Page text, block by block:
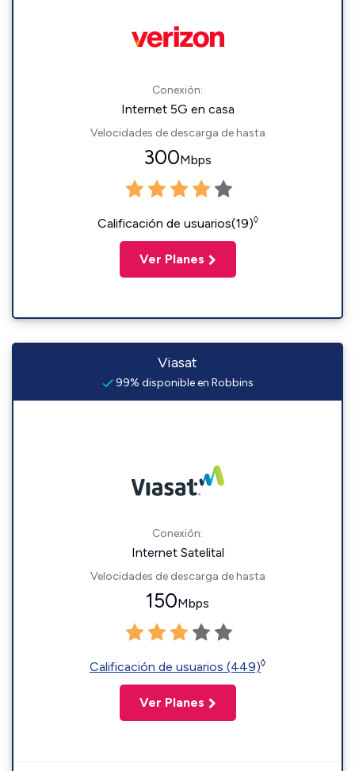
Conexión:
Internet 5G en casa
Velocidades de descarga de hasta
300Mbps
Calificación de usuarios(19)◊
Ver Planes
Viasat
99% disponible en Robbins
Conexión:
Internet Satelital
Velocidades de descarga de hasta
150Mbps
Calificación de usuarios (449)◊
Ver Planes